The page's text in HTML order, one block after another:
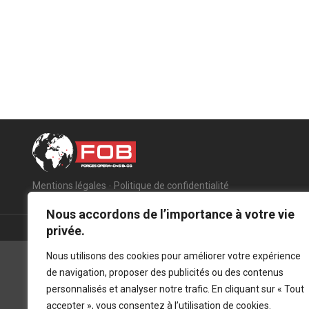
Nous accordons de l’importance à votre vie
privée.
Nous utilisons des cookies pour améliorer votre expérience
de navigation, proposer des publicités ou des contenus
personnalisés et analyser notre trafic. En cliquant sur « Tout
accepter », vous consentez à l’utilisation de cookies.
Mentions légales - Politique de confidentialité